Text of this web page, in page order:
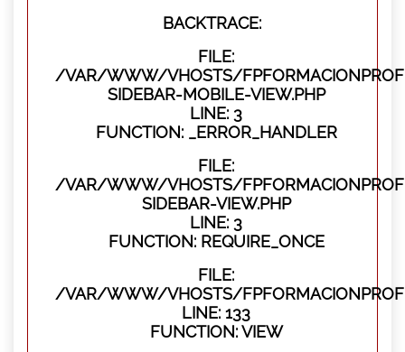
BACKTRACE:
FILE:
/VAR/WWW/VHOSTS/
SIDEBAR-MOBILE-VIEW.PHP
LINE: 3
FUNCTION: _ERROR_HANDLER
FILE:
/VAR/WWW/VHOSTS/
SIDEBAR-VIEW.PHP
LINE: 3
FUNCTION: REQUIRE_ONCE
FILE:
/VAR/WWW/VHOSTS/
LINE: 133
FUNCTION: VIEW